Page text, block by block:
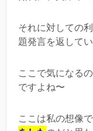
それに対しての
題発言を返してい
ここで気になる
ですよね〜
ここは私の想像で